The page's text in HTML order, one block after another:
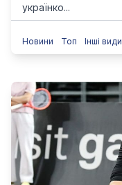
українко...
Новини Топ Інші види